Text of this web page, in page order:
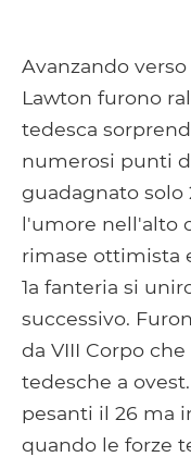
Avanzando
Lawton furono
tedesca
numerosi punti
guadagnato solo
l'umore nell'alto
rimase ottimista
1a fanteria si
successivo.
da VIII Corpo
tedesche a
pesanti il ​​26 ma
quando le forze